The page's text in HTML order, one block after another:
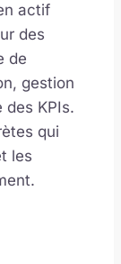
actif
des
de
gestion
des KPIs.
qui
les